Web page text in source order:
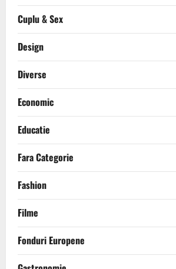
Cuplu & Sex
Design
Diverse
Economic
Educatie
Fara Categorie
Fashion
Filme
Fonduri Europene